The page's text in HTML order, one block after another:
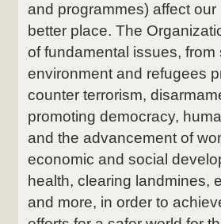
and programmes) affect
better place. The
of fundamental issues,
environment and refugees
counter terrorism,
promoting democracy,
and the advancement of
economic and social
health, clearing landmines,
and more, in order to